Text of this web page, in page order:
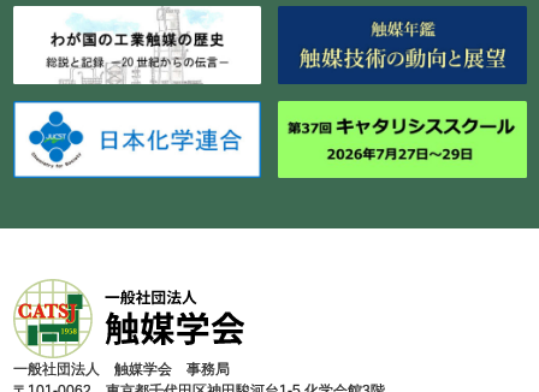
⼀般社団法⼈ 触媒学会 事務局